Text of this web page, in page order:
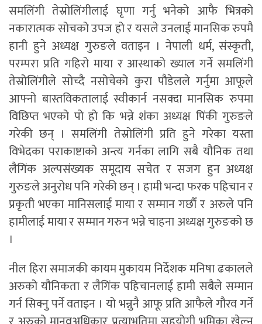
समलिंगी तेस्रोलिंगीलाई घृणा गर्नु भनेको आफै भित्रको
नकारात्मक सोचको उपज हो र यसले उनलाई मानसिक रुपमै
हानी हुने अध्यक्ष गुरुङले वताइन । नेपाली धर्म, संस्कृती,
परम्परा प्रति गहिरो माया र आस्थाको ख्याल गर्ने समलिंगी
तेस्रोलिंगीले सोच्दै नसोचेको कुरा पौडेलले गर्नुमा आफूले
आफ्नो बास्तविकतालाई स्वीकार्न नसक्दा मानसिक रुपमा
विछिप्त भएको पो हो कि भन्ने शंंका अध्यक्ष पिंकी गुरुङले
गरेकी छन् । समलिंगी तेस्रोलिंगी प्रति हुने गरेका यस्ता
विभेदका पराकाष्टाको अन्त्य गर्नका लागि सबै यौनिक तथा
लैगिंक अल्पसंख्यक समूदाय सचेत र सजग हुन अध्यक्ष
गुरुङले अनुरोध पनि गरेकी छन् । हामी भन्दा फरक पहिचान र
प्रकृती भएका मानिसलाई माया र सम्मान गर्छौ र अरुले पनि
हामीलाई माया र सम्मान गरुन भन्ने चाहना अध्यक्ष गुरुङको छ
।
नील हिरा समाजकी कायम मुकायम निर्देशक मनिषा ढकालले
अरुको यौनिकता र लैगिंक पहिचानलाई हामी सबैले सम्मान
गर्न सिक्नु पर्ने वताइन । यो भन्नुनै आफू प्रति आफैले गौरव गर्ने